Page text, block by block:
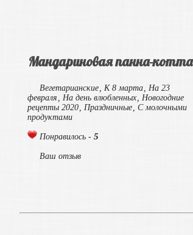
Мандариновая панна-котта
Вегетарианские,К 8 марта,На 23
февраля ,На день влюбленных,Новогодние
рецепты 2020,Праздничные,С молочными
продуктами
Понравилось - 5
Ваш отзыв